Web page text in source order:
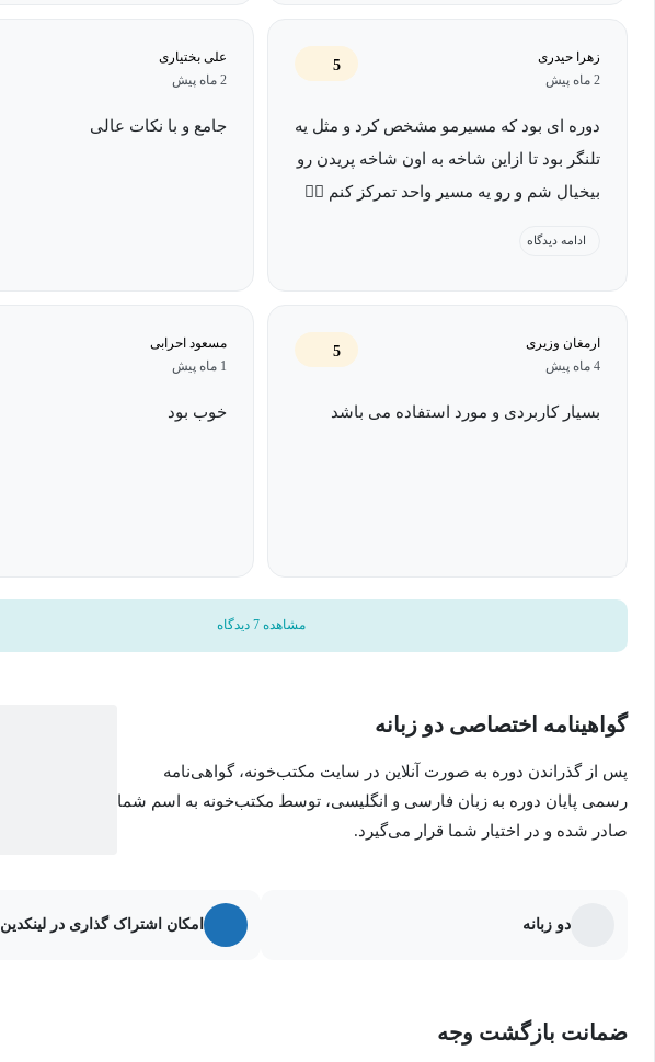
زهرا حیدری
2 ماه پیش
5
دوره ای بود که مسیرمو مشخص کرد و مثل یه
تلنگر بود تا ازاین شاخه به اون شاخه پریدن رو
بیخیال شم و رو یه مسیر واحد تمرکز کنم 👌🏻
ادامه دیدگاه
علی بختیاری
2 ماه پیش
جامع و با نکات عالی
ارمغان وزیری
4 ماه پیش
5
بسیار کاربردی و مورد استفاده می باشد
مسعود احرابی
1 ماه پیش
خوب بود
مشاهده 7 دیدگاه
گواهینامه اختصاصی دو زبانه
پس از گذراندن دوره به صورت آنلاین در سایت مکتب‌خونه، گواهی‌نامه
رسمی پایان دوره به زبان فارسی و انگلیسی، توسط مکتب‌خونه به اسم شما
صادر شده و در اختیار شما قرار می‌گیرد.
امکان اشتراک گذاری در لینکدین دو زبانه
ضمانت بازگشت وجه